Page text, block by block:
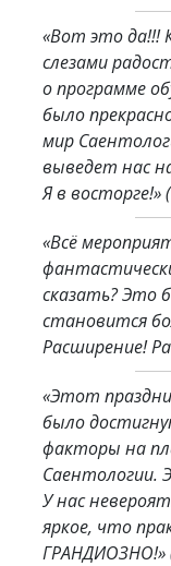
«Вот это да!!!
слезами
о программе
было
мир
выведет нас
Я в восторге!»
«Всё
сказать? Это
становится
Расширение!
«Этот
было
факторы на
Саентологии.
У нас
яркое, что
ГРАНДИОЗНО!»